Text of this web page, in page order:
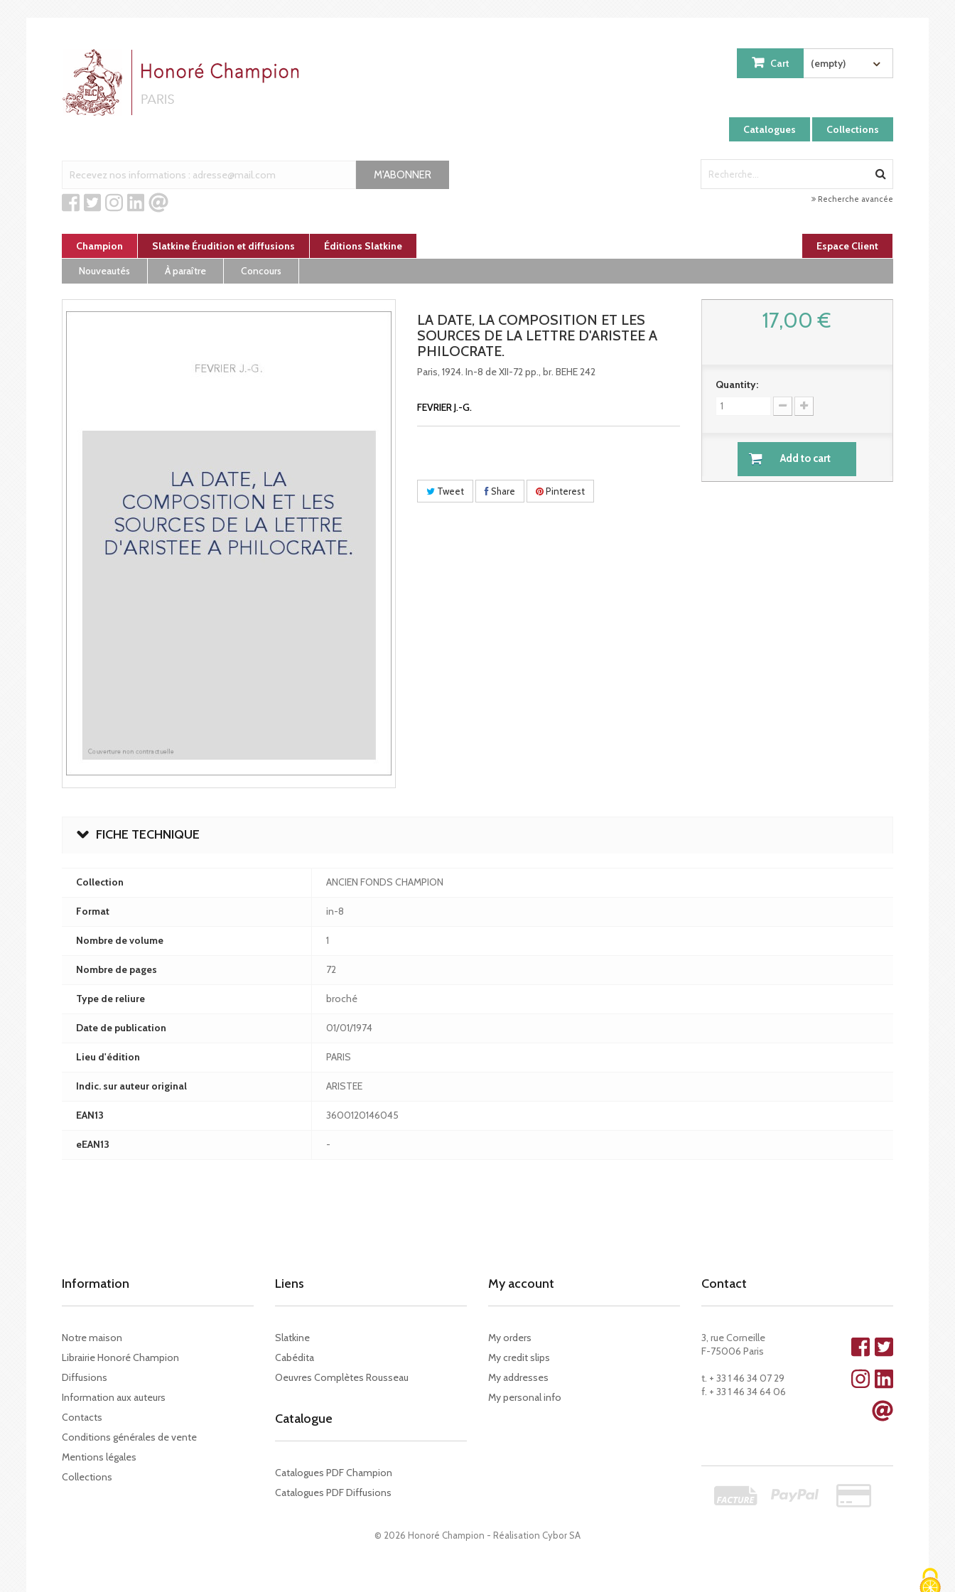
Catalogues Collections
Cart (empty)
M'ABONNER
Recherche avancée
Champion Slatkine Érudition et diffusions Éditions Slatkine
Espace Client
Nouveautés
À paraître Concours
LA DATE, LA COMPOSITION ET LES
SOURCES DE LA LETTRE D'ARISTEE A
PHILOCRATE.
Paris, 1924. In-8 de XII-72 pp., br. BEHE 242
FEVRIER J.-G.
Tweet Share Pinterest
17,00 €
Quantity:
Add to cart
FICHE TECHNIQUE
Collection ANCIEN FONDS CHAMPION
Format in-8
Nombre de volume 1
Nombre de pages 72
Type de reliure broché
Date de publication 01/01/1974
Lieu d'édition PARIS
Indic. sur auteur original ARISTEE
EAN13 3600120146045
eEAN13 -
Information
Notre maison
Librairie Honoré Champion
Diffusions
Information aux auteurs
Contacts
Conditions générales de vente
Mentions légales
Collections
© 2026 Honoré Champion - Réalisation Cybor SA
Liens
Slatkine
Cabédita
Oeuvres Complètes Rousseau
Catalogue
Catalogues PDF Champion
Catalogues PDF Diffusions
My account
My orders
My credit slips
My addresses
My personal info
Contact
3, rue Corneille
F-75006 Paris
t. + 33 1 46 34 07 29
f. + 33 1 46 34 64 06